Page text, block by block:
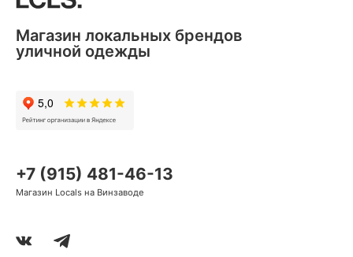
+7 (915) 481-46-13
Магазин Locals на Винзаводе
Магазин локальных брендов
уличной одежды